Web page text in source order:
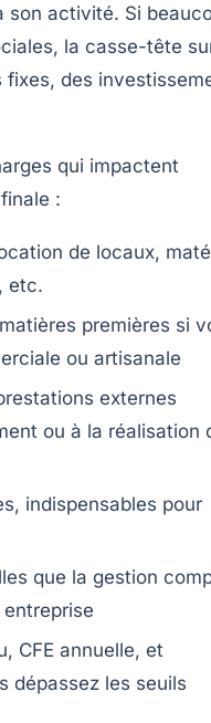
son activité. Si
la casse-tête
des
qui impactent
:
de locaux,
etc.
premières si
ou artisanale
externes
ou à la réalisation
, indispensables pour
que la gestion
CFE annuelle, et
dépassez les seuils